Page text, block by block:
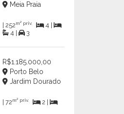
Meia Praia
| 252m² priv.
4 |
4 |
3
R$1.185.000,00
Porto Belo
Jardim Dourado
| 72m² priv.
2 |